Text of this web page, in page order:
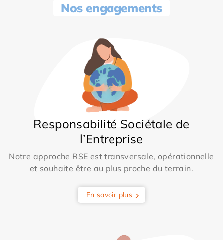
Nos engagements
Responsabilité Sociétale de
l’Entreprise
Notre approche RSE est transversale, opérationnelle
et souhaite être au plus proche du terrain.
En savoir plus